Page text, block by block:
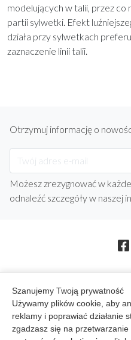
modelujących w talii, przez co
partii sylwetki. Efekt
działa przy sylwetkach
zaznaczenie linii talii.
Otrzymuj informację o
Możesz zrezygnować w
odnaleźć szczegóły w naszej
Produkty
BB STUDIO
Szanujemy Twoją prywatność
Używamy plików cookie, aby
reklamy i poprawiać działanie
zgadzasz się na